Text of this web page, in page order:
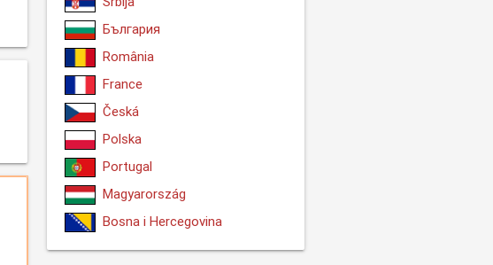
България
România
France
Česká
Polska
Portugal
Magyarország
Bosna i Hercegovina